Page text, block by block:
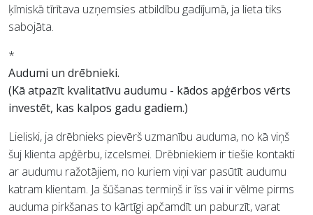
ķīmiskā tīrītava uzņemsies atbildību gadījumā, ja lieta tiks
sabojāta.
*
Audumi un drēbnieki.
(Kā atpazīt kvalitatīvu audumu - kādos apģērbos vērts
investēt, kas kalpos gadu gadiem.)
Lieliski, ja drēbnieks pievērš uzmanību auduma, no kā viņš
šuj klienta apģērbu, izcelsmei. Drēbniekiem ir tiešie kontakti
ar audumu ražotājiem, no kuriem viņi var pasūtīt audumu
katram klientam. Ja šūšanas termiņš ir īss vai ir vēlme pirms
auduma pirkšanas to kārtīgi apčamdīt un paburzīt, varat